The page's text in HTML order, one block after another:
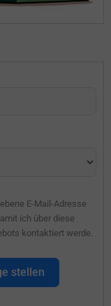
E-Mail-Adresse
ich über diese
kontaktiert werde.
stellen